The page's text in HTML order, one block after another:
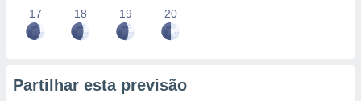
17 18 19 20
Partilhar esta previsão